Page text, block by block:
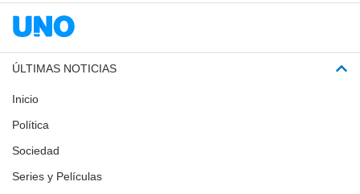
ÚLTIMAS NOTICIAS
Inicio
Política
Sociedad
Series y Películas